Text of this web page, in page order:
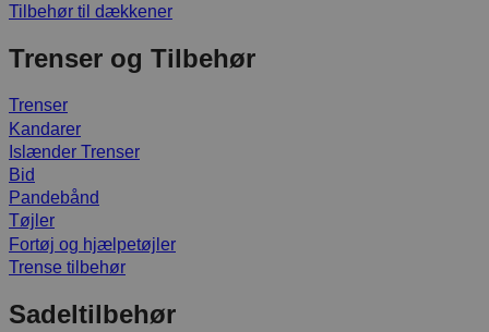
Tilbehør til dækkener
Trenser og Tilbehør
Trenser
Kandarer
Islænder Trenser
Bid
Pandebånd
Tøjler
Fortøj og hjælpetøjler
Trense tilbehør
Sadeltilbehør